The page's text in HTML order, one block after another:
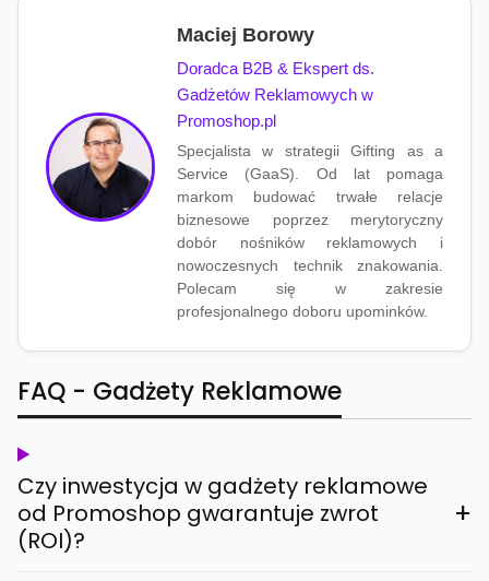
Maciej Borowy
Doradca B2B & Ekspert ds.
Gadżetów Reklamowych w
Promoshop.pl
Specjalista w strategii Gifting as a
Service (GaaS). Od lat pomaga
markom budować trwałe relacje
biznesowe poprzez merytoryczny
dobór nośników reklamowych i
nowoczesnych technik znakowania.
Polecam się w zakresie
profesjonalnego doboru upominków.
FAQ - Gadżety Reklamowe
Czy inwestycja w gadżety reklamowe
od Promoshop gwarantuje zwrot
(ROI)?
+